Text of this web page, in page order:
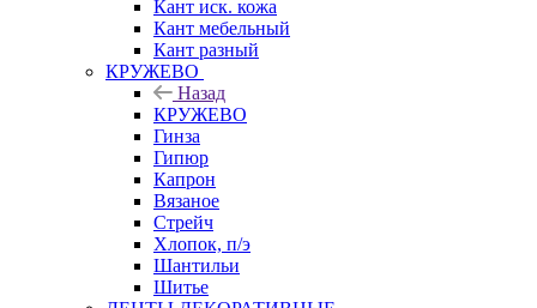
Кант иск. кожа
Кант мебельный
Кант разный
КРУЖЕВО
Назад
КРУЖЕВО
Гинза
Гипюр
Капрон
Вязаное
Стрейч
Хлопок, п/э
Шантильи
Шитье